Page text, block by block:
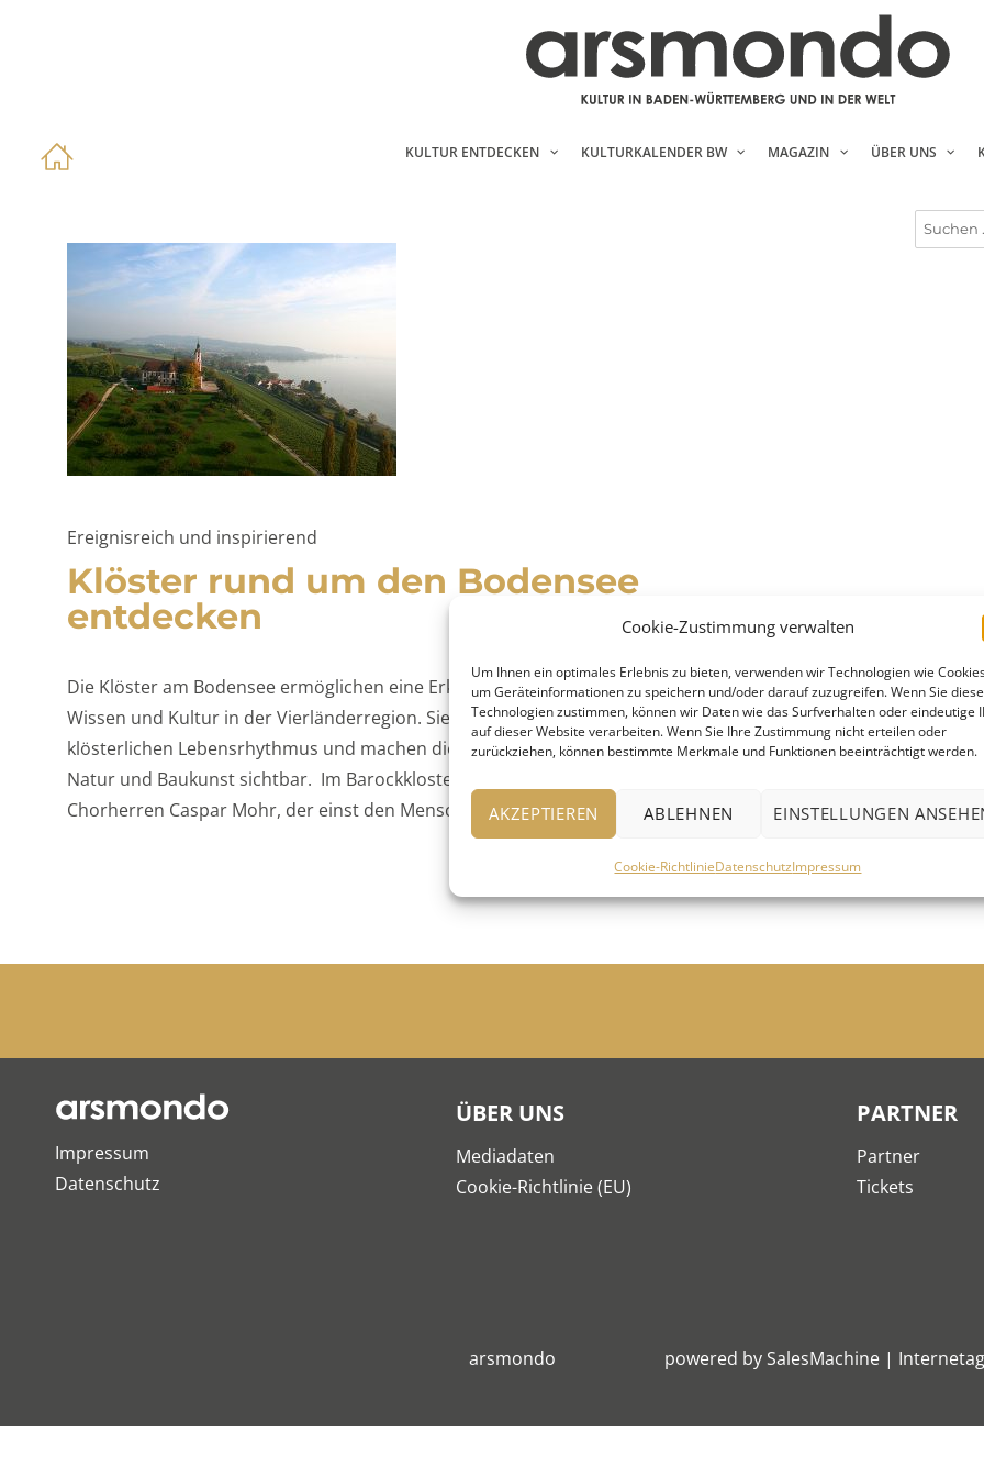
Cookie-Zustimmung verwalten
Um Ihnen ein optimales Erlebnis zu bieten, verwenden wir Technologien wie
um Geräteinformationen zu speichern und/oder darauf zuzugreifen. Wenn Sie
Technologien zustimmen, können wir Daten wie das Surfverhalten oder eindeutige
auf dieser Website verarbeiten. Wenn Sie Ihre Zustimmung nicht erteilen oder
zurückziehen, können bestimmte Merkmale und Funktionen beeinträchtigt werden.
AKZEPTIEREN ABLEHNEN EINSTELLUNGEN
Cookie-RichtlinieDatenschutzImpressum
KULTUR ENTDECKEN KULTURKALENDER BW MAGAZIN ÜBER UNS
Ereignisreich und inspirierend
Klöster rund um den Bodensee
entdecken
Die Klöster am Bodensee ermöglichen eine Erkundungstour durch die ehemaligen Zentren von
Wissen und Kultur in der Vierländerregion. Sie bieten facettenreiche Einblicke in den
klösterlichen Lebensrhythmus und machen die beispiellose Verknüpfung von Spiritualität,
Natur und Baukunst sichtbar. Im Barockkloster Schussenried dreht sich alles um den
Chorherren Caspar Mohr, der einst den Menschen das Fliegen beibringen …„Klöster rund um den Bodensee
weiterlesen
Suchen
nach:
Impressum
Datenschutz
ÜBER UNS
Mediadaten
Cookie-Richtlinie (EU)
PARTNER
Partner
Tickets
arsmondo powered bySalesMachine |